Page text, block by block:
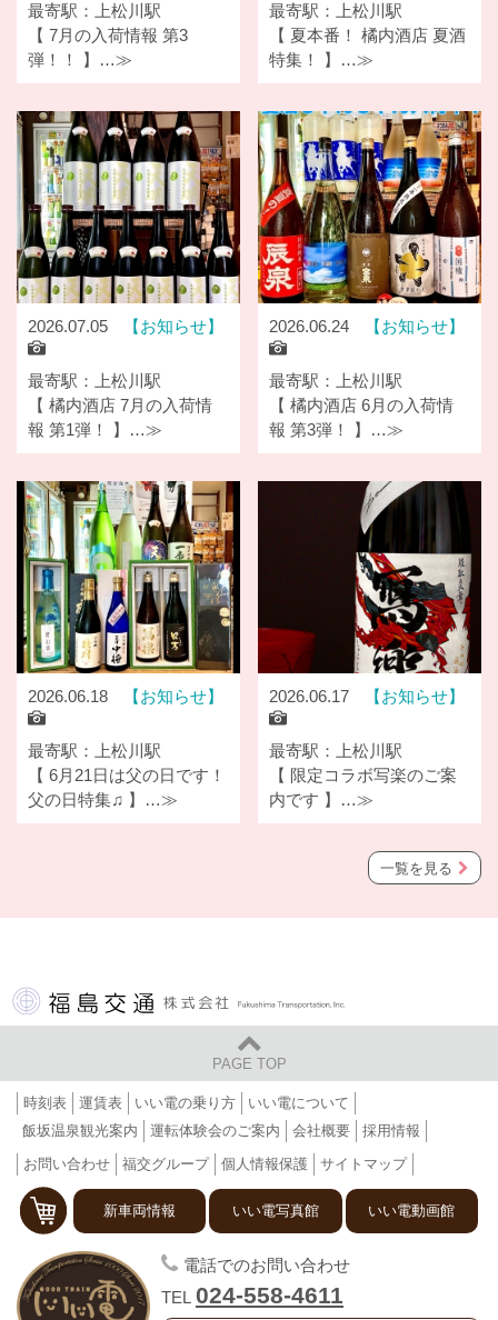
最寄駅：上松川駅
【 7月の入荷情報 第3
弾！！ 】…≫
最寄駅：上松川駅
【 夏本番！ 橘内酒店 夏酒
特集！ 】…≫
2026.07.05 お知らせ
最寄駅：上松川駅
【 橘内酒店 7月の入荷情
報 第1弾！ 】…≫
2026.06.24 お知らせ
最寄駅：上松川駅
【 橘内酒店 6月の入荷情
報 第3弾！ 】…≫
2026.06.18 お知らせ
最寄駅：上松川駅
【 6月21日は父の日です！
父の日特集♫ 】…≫
2026.06.17 お知らせ
最寄駅：上松川駅
【 限定コラボ写楽のご案
内です 】…≫
一覧を見る
PAGE TOP
時刻表 運賃表 いい電の乗り方
いい電について
飯坂温泉観光案内
運転体験会のご案内 会社概要
採用情報
お問い合わせ
福交グループ 個人情報保護 サイトマップ
新車両情報 いい電写真館 いい電動画館
福島交通 飯坂電車
電話でのお問い合わせ
TEL 024-558-4611